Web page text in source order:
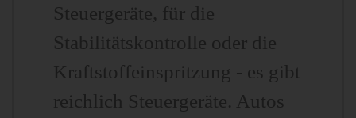
Steuergeräte, für die
Stabilitätskontrolle oder die
Kraftstoffeinspritzung - es gibt
reichlich Steuergeräte. Autos